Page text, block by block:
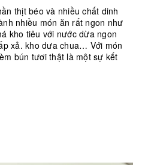
thịt béo và nhiều chất dinh
nhiều món ăn rất ngon như
kho tiêu với nước dừa ngon
xả. kho dưa chua… Với món
bún tươi thật là một sự kết